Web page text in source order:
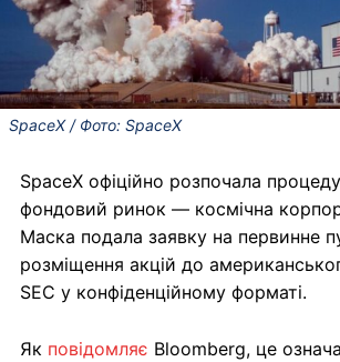
SpaceX / Фото: SpaceX
SpaceX офіційно розпочала
фондовий ринок — космічна
Маска подала заявку на первинне
розміщення акцій до
SEC у конфіденційному форматі.
Як повідомляє Bloomberg, це